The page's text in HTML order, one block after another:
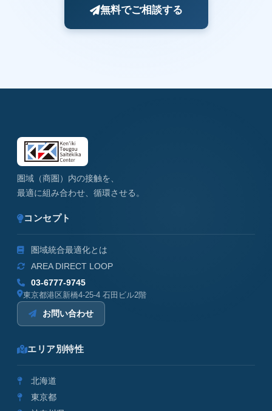
無料でご相談する
圏域（商圏）内の接触を、
最適に組み合わせ、循環させる。
コンセプト
圏域統合最適化とは
AREA DIRECT LOOP
03-6777-9745
東京都港区新橋4-25-4 石田ビル2階
お問い合わせ
エリア別特性
北海道
東京都